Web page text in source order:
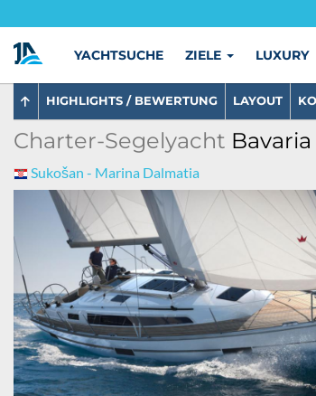
YACHTSUCHE ZIELE LUXURY
HIGHLIGHTS / BEWERTUNG LAYOUT
Charter-Segelyacht
Sukošan - Marina Dalmatia